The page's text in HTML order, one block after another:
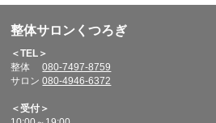
整体サロンくつろぎ
＜TEL＞
整体080-7497-8759
サロン080-4946-6372
＜受付＞